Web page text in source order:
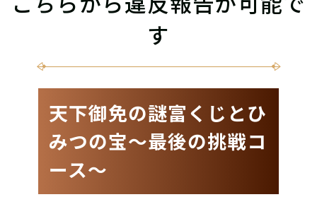
す
天下御免の謎富くじとひ
みつの宝〜最後の挑戦コ
ース〜